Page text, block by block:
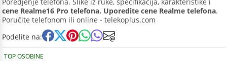
cene Realme16 Pro telefona. Uporedite cene Realme telefona.
Poručite telefonom ili online - telekoplus.com
Podelite na:
TOP OSOBINE